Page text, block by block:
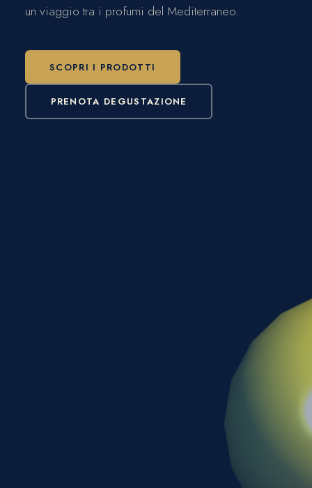
un viaggio tra i profumi del Mediterraneo.
SCOPRI I PRODOTTI
PRENOTA DEGUSTAZIONE